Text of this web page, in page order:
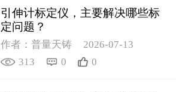
引伸计标定仪，主要解决哪些标
定问题？
作者：普量天铸
2026-07-13
313
0 0